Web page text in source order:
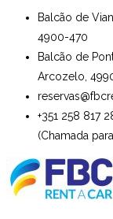
Balcão de
4900-470
Balcão de
Arcozelo,
+351 258 817
(Chamada